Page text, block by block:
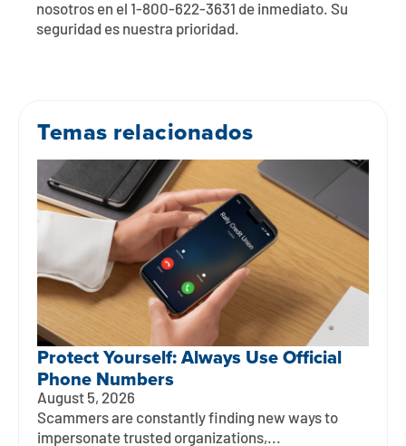
nosotros en el 1-800-622-3631 de inmediato. Su
seguridad es nuestra prioridad.
Temas relacionados
Protect Yourself: Always Use Official
Phone Numbers
August 5, 2026
Scammers are constantly finding new ways to
impersonate trusted organizations,...